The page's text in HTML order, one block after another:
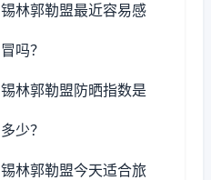
锡林郭勒盟最近容易感
冒吗？
锡林郭勒盟防晒指数是
多少？
锡林郭勒盟今天适合旅